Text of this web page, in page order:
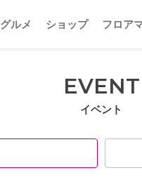
グルメ ショップ フロア
EVENT
イベント